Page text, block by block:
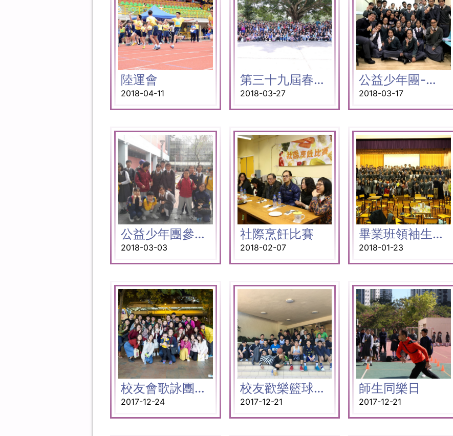
陸運會
2018-04-11
第三十九屆春令會-尊主為大 以神為樂
2018-03-27
公益少年團-繽紛耆趣之旅
2018-03-17
公益少年團參觀歷史博物館
2018-03-03
社際烹飪比賽
2018-02-07
畢業班領袖生歡送會
2018-01-23
校友會歌詠團聖誕報佳音
2017-12-24
校友歡樂籃球友誼賽
2017-12-21
師生同樂日
2017-12-21